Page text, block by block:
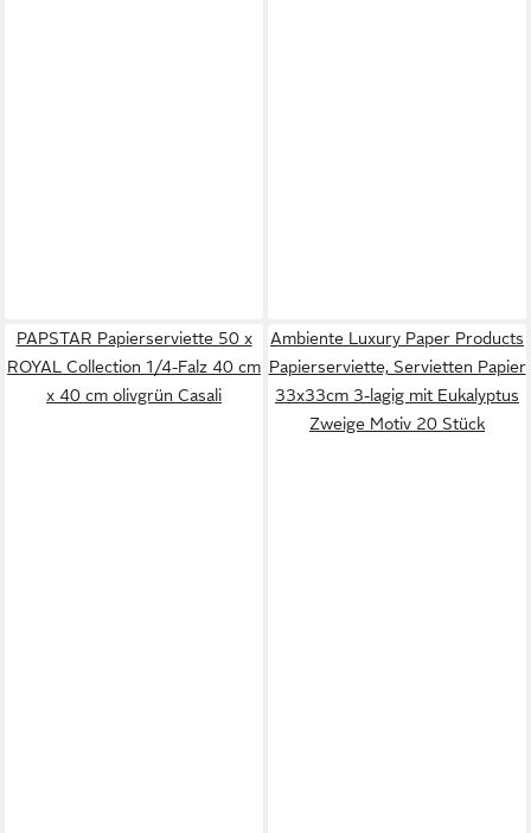
PAPSTAR Papierserviette 50 x
ROYAL Collection 1/4-Falz 40 cm
x 40 cm olivgrün Casali
Ambiente Luxury Paper Products
Papierserviette, Servietten Papier
33x33cm 3-lagig mit Eukalyptus
Zweige Motiv 20 Stück